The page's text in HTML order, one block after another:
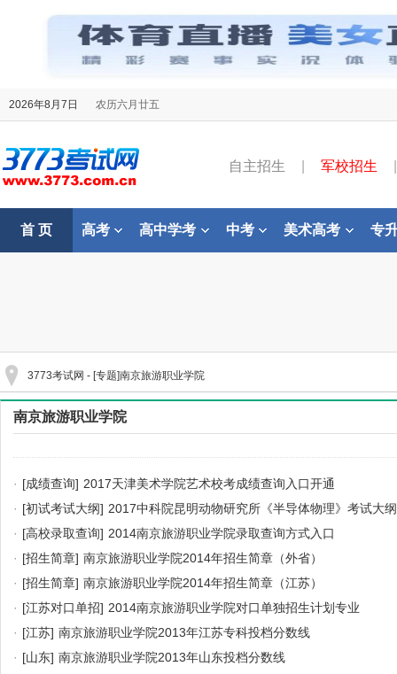
2026年8月7日 农历六月廿五
自主招生 军校招生
首 页 高考 高中学考 中考 美术高考 专
3773考试网 - [专题]南京旅游职业学院
南京旅游职业学院
· [成绩查询] 2017天津美术学院艺术校考成绩查询入口开通
· [初试考试大纲] 2017中科院昆明动物研究所《半导体物理》考试大纲
· [高校录取查询] 2014南京旅游职业学院录取查询方式入口
· [招生简章] 南京旅游职业学院2014年招生简章（外省）
· [招生简章] 南京旅游职业学院2014年招生简章（江苏）
· [江苏对口单招] 2014南京旅游职业学院对口单独招生计划专业
· [江苏] 南京旅游职业学院2013年江苏专科投档分数线
· [山东] 南京旅游职业学院2013年山东投档分数线